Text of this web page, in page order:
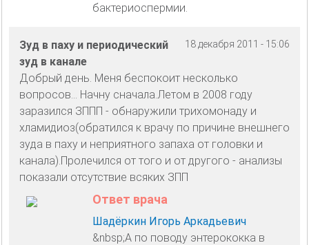
бактериоспермии.
18 декабря 2011 - 15:06
Зуд в паху и периодический
зуд в канале
Добрый день. Меня беспокоит несколько
вопросов... Начну сначала.Летом в 2008 году
заразился ЗППП - обнаружили трихомонаду и
хламидиоз(обратился к врачу по причине внешнего
зуда в паху и неприятного запаха от головки и
канала).Пролечился от того и от другого - анализы
показали отсутствие всяких ЗПП
Ответ врача
Шадёркин Игорь Аркадьевич
&nbsp;А по поводу энтерококка в